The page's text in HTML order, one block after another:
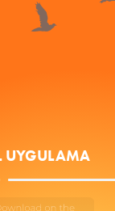
UYGULAMA